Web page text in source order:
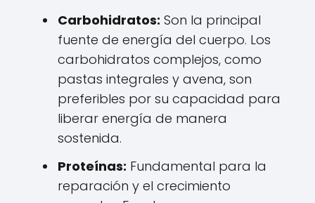
Carbohidratos: Son la principal
fuente de energía del cuerpo. Los
carbohidratos complejos, como
pastas integrales y avena, son
preferibles por su capacidad para
liberar energía de manera
sostenida.
Proteínas: Fundamental para la
reparación y el crecimiento